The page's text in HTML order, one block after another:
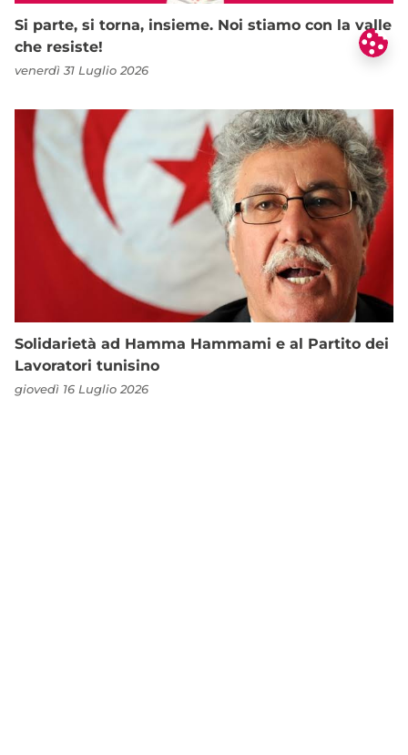
Si parte, si torna, insieme. Noi stiamo con la valle
che resiste!
venerdì 31 Luglio 2026
Solidarietà ad Hamma Hammami e al Partito dei
Lavoratori tunisino
giovedì 16 Luglio 2026